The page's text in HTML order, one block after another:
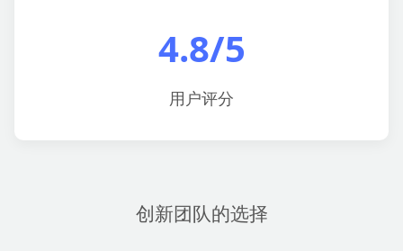
4.8/5
用户评分
创新团队的选择